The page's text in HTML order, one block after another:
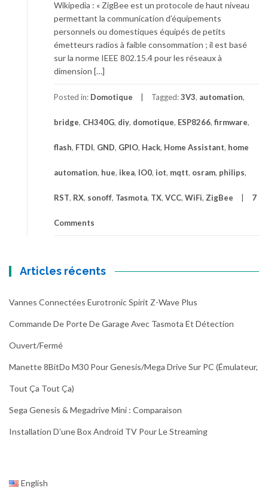
Wikipedia : « ZigBee est un protocole de haut niveau
permettant la communication d’équipements
personnels ou domestiques équipés de petits
émetteurs radios à faible consommation ; il est basé
sur la norme IEEE 802.15.4 pour les réseaux à
dimension […]
Posted in: Domotique Tagged:3V3, automation,
bridge, CH340G, diy, domotique, ESP8266, firmware,
flash, FTDI, GND, GPIO, Hack, Home Assistant, home
automation, hue, ikea, IO0, iot, mqtt, osram, philips,
RST, RX, sonoff, Tasmota, TX, VCC, WiFi, ZigBee 7
Comments
Articles récents
Vannes Connectées Eurotronic Spirit Z-Wave Plus
Commande De Porte De Garage Avec Tasmota Et Détection
Ouvert/fermé
Manette 8BitDo M30 Pour Genesis/Mega Drive Sur PC (émulateur,
Tout Ça Tout Ça)
Sega Genesis & Megadrive Mini : Comparaison
Installation D’une Box Android TV Pour Le Streaming
English